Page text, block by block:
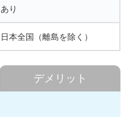
あり
日本全国（離島を除く）
デメリット